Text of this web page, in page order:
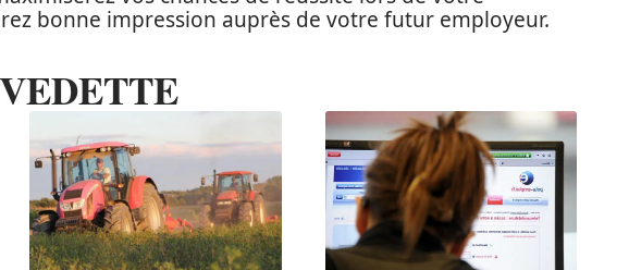
bonne impression auprès de votre futur employeur.